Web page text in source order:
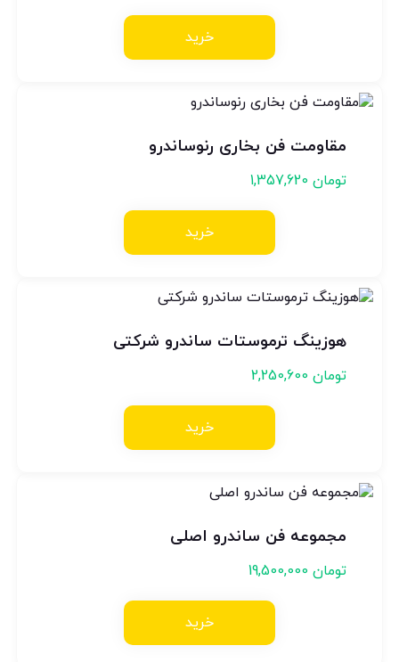
خرید
مقاومت فن بخاری رنوساندرو
تومان1,357,620
خرید
هوزینگ ترموستات ساندرو شرکتی
تومان2,250,600
خرید
مجموعه فن ساندرو اصلی
تومان19,500,000
خرید